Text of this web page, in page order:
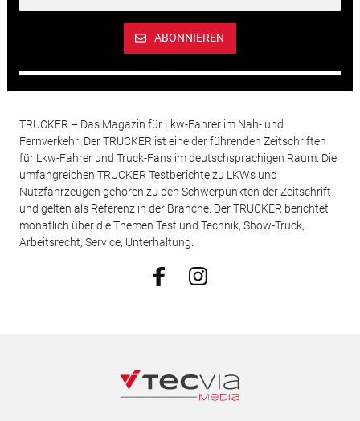
ABONNIEREN
TRUCKER – Das Magazin für Lkw-Fahrer im Nah- und
Fernverkehr: Der TRUCKER ist eine der führenden Zeitschriften
für Lkw-Fahrer und Truck-Fans im deutschsprachigen Raum. Die
umfangreichen TRUCKER Testberichte zu LKWs und
Nutzfahrzeugen gehören zu den Schwerpunkten der Zeitschrift
und gelten als Referenz in der Branche. Der TRUCKER berichtet
monatlich über die Themen Test und Technik, Show-Truck,
Arbeitsrecht, Service, Unterhaltung.